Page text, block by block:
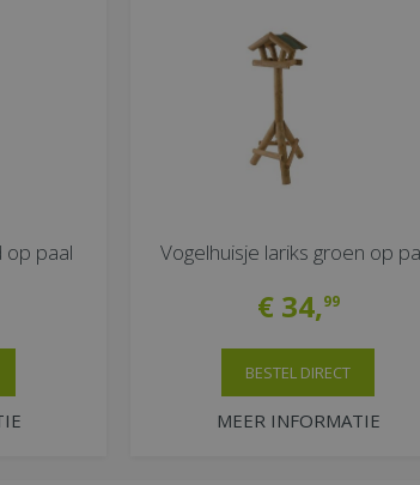
op paal Vogelhuisje lariks groen op
€ 34,99
MEER INFORMATIE
BESTEL DIRECT